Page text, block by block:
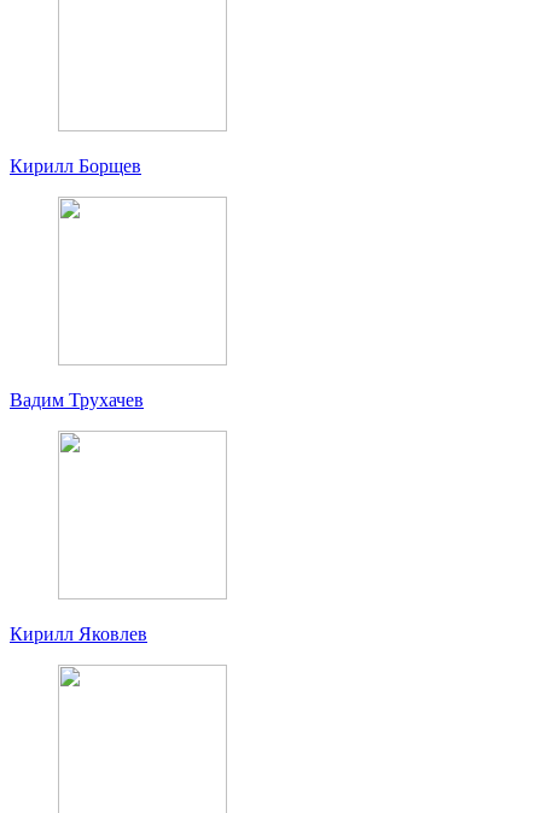
Кирилл Борщев
Вадим Трухачев
Кирилл Яковлев